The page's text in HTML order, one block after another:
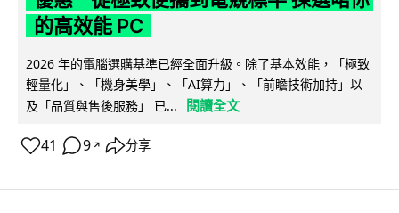
的高效能 PC
2026 年的電腦選購基準已經全面升級。除了基本效能，「極致
輕量化」、「機身美學」、「AI算力」、「前瞻技術加持」以
及「品質與售後服務」 已...
閱讀全文
41 9 ↗ 分享